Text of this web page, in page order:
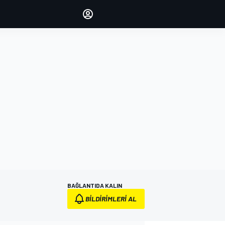
BAĞLANTIDA KALIN
BILDIRIMLERI AL